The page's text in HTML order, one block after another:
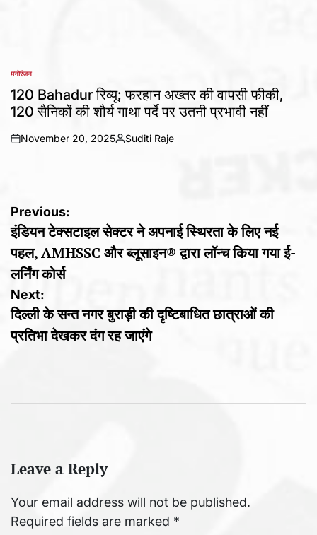
POSTED
IN
मनोरंजन
120 Bahadur रिव्यू: फरहान अख्तर की वापसी फीकी,
120 सैनिकों की शौर्य गाथा पर्दे पर उतनी प्रभावी नहीं
on
November 20, 2025
Posted
Suditi Raje
Post
navigation
Previous:
इंडियन टेक्सटाइल सेक्टर ने अपनाई स्थिरता के लिए नई
पहल, AMHSSC और ब्लूसाइन® द्वारा लॉन्च किया गया ई-
लर्निंग कोर्स
Next:
दिल्ली के सन्त नगर बुराड़ी की दृष्टिबाधित छात्राओं की
प्रतिभा देखकर दंग रह जाएंगे
Leave a Reply
Your email address will not be published.
Required fields are marked *